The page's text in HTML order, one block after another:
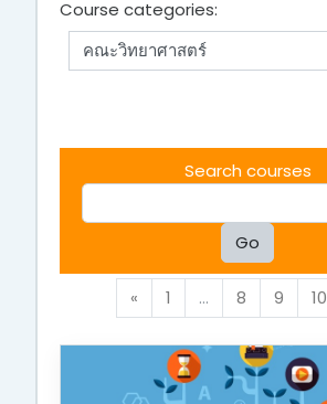
Course categories:
Search courses
Go
«Previous
1 … 8 9 10